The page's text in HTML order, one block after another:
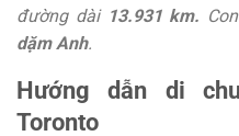
đường dài 13.931 km.
dặm Anh.
Hướng dẫn di
Toronto